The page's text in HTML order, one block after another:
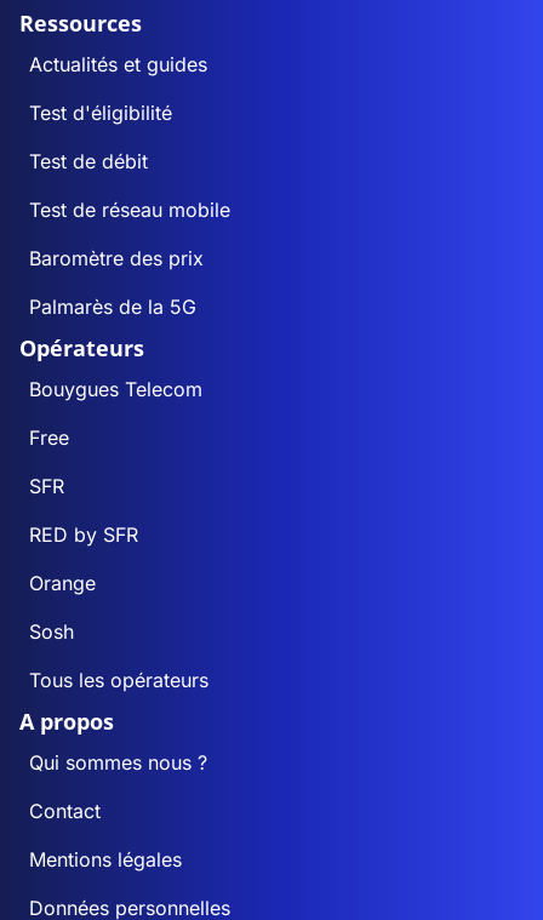
Ressources
Actualités et guides
Test d'éligibilité
Test de débit
Test de réseau mobile
Baromètre des prix
Palmarès de la 5G
Opérateurs
Bouygues Telecom
Free
SFR
RED by SFR
Orange
Sosh
Tous les opérateurs
A propos
Qui sommes nous ?
Contact
Mentions légales
Données personnelles